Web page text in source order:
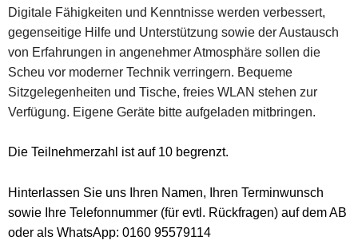
Digitale Fähigkeiten und Kenntnisse werden verbessert,
gegenseitige Hilfe und Unterstützung sowie der Austausch
von Erfahrungen in angenehmer Atmosphäre sollen die
Scheu vor moderner Technik verringern. Bequeme
Sitzgelegenheiten und Tische, freies WLAN stehen zur
Verfügung. Eigene Geräte bitte aufgeladen mitbringen.
Die Teilnehmerzahl ist auf 10 begrenzt.
Hinterlassen Sie uns Ihren Namen, Ihren Terminwunsch
sowie Ihre Telefonnummer (für evtl. Rückfragen) auf dem AB
oder als WhatsApp: 0160 95579114